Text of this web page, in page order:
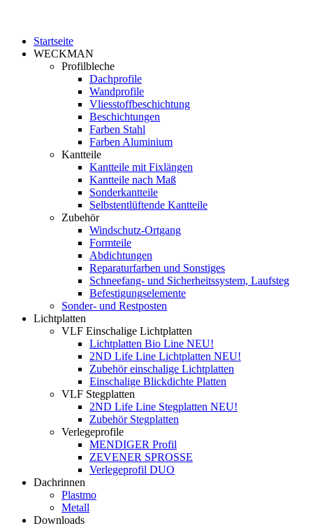
Startseite
WECKMAN
Profilbleche
Dachprofile
Wandprofile
Vliesstoffbeschichtung
Beschichtungen
Farben Stahl
Farben Aluminium
Kantteile
Kantteile mit Fixlängen
Kantteile nach Maß
Sonderkantteile
Selbstentlüftende Kantteile
Zubehör
Windschutz-Ortgang
Formteile
Abdichtungen
Reparaturfarben und Sonstiges
Schneefang- und Sicherheitssystem, Laufsteg
Befestigungselemente
Sonder- und Restposten
Lichtplatten
VLF Einschalige Lichtplatten
Lichtplatten Bio Line NEU!
2ND Life Line Lichtplatten NEU!
Zubehör einschalige Lichtplatten
Einschalige Blickdichte Platten
VLF Stegplatten
2ND Life Line Stegplatten NEU!
Zubehör Stegplatten
Verlegeprofile
MENDIGER Profil
ZEVENER SPROSSE
Verlegeprofil DUO
Dachrinnen
Plastmo
Metall
Downloads